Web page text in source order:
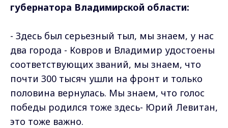
губернатора Владимирской области:
- Здесь был серьезный тыл, мы знаем, у нас
два города - Ковров и Владимир удостоены
соответствующих званий, мы знаем, что
почти 300 тысяч ушли на фронт и только
половина вернулась. Мы знаем, что голос
победы родился тоже здесь- Юрий Левитан,
это тоже важно.